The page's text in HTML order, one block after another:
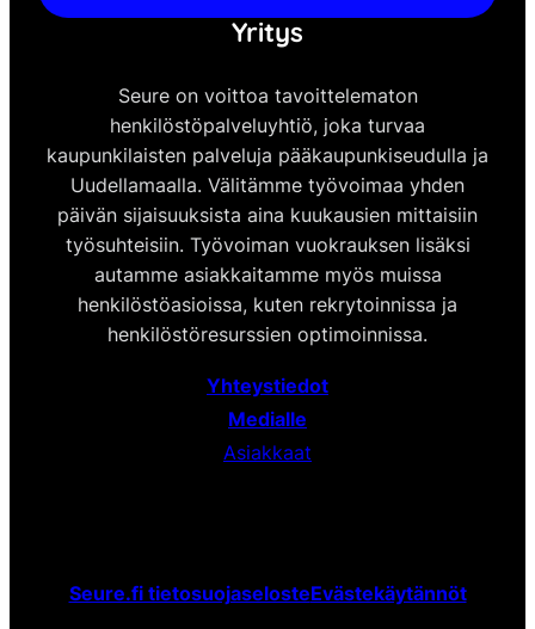
Yritys
Seure on voittoa tavoittelematon
henkilöstöpalveluyhtiö, joka turvaa
kaupunkilaisten palveluja pääkaupunkiseudulla ja
Uudellamaalla. Välitämme työvoimaa yhden
päivän sijaisuuksista aina kuukausien mittaisiin
työsuhteisiin. Työvoiman vuokrauksen lisäksi
autamme asiakkaitamme myös muissa
henkilöstöasioissa, kuten rekrytoinnissa ja
henkilöstöresurssien optimoinnissa.
Yhteystiedot
Medialle
Asiakkaat
Seure.fi tietosuojaselosteEvästekäytännöt